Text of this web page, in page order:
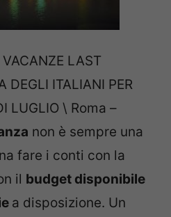
LAST
DEGLI ITALIANI PER
LUGLIO \ Roma –
non è sempre una
fare i conti con la
il budget disponibile
a disposizione. Un